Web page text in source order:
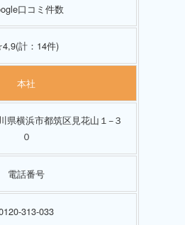
口コミ件数
計：14件)
本社
県横浜市都筑区見花山１−３
０
電話番号
313-033